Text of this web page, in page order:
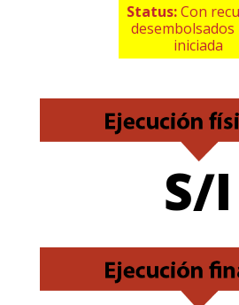
Status:Con
desembolsados
iniciada
S/I